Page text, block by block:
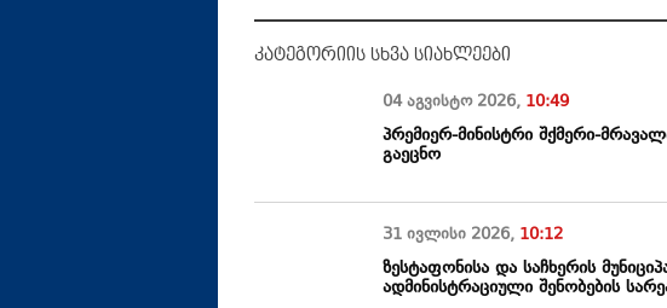
კატეგორიის სხვა სიახლეები
04 აგვისტო 2026, 10:49
პრემიერ-მინისტრი შქმერი-
გაეცნო
31 ივლისი 2026, 10:12
ზესტაფონისა და საჩხერის
ადმინისტრაციული შენობების